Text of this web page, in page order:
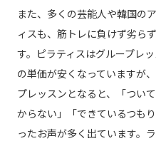
また、多くの芸能人や韓国の
ィスも、筋トレに負けず劣ら
す。ピラティスはグループレ
の単価が安くなっていますが
プレッスンとなると、「つい
からない」「できているつも
ったお声が多く出ています。